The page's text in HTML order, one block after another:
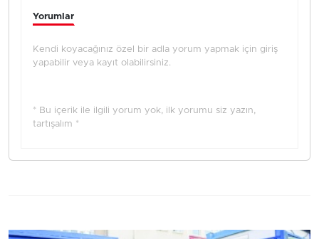
Yorumlar
Kendi koyacağınız özel bir adla yorum yapmak için giriş
yapabilir veya kayıt olabilirsiniz.
* Bu içerik ile ilgili yorum yok, ilk yorumu siz yazın,
tartışalım *